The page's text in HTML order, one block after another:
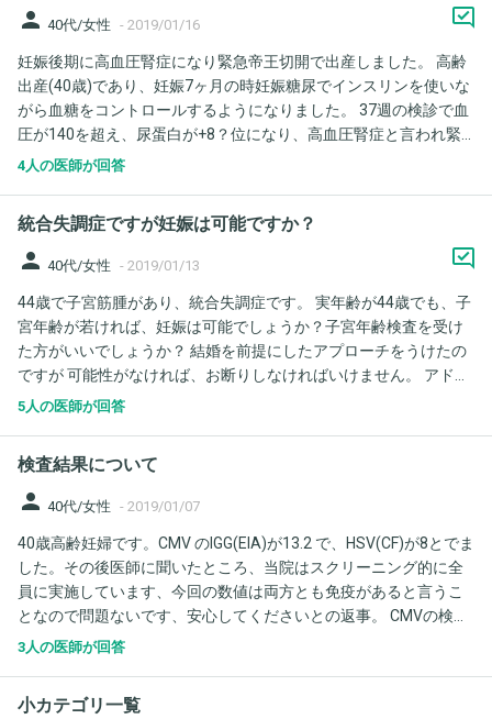
person 40代/女性 - 2019/01/16
妊娠後期に高血圧腎症になり緊急帝王切開で出産しました。 高齢
出産(40歳)であり、妊娠7ヶ月の時妊娠糖尿でインスリンを使いな
がら血糖をコントロールするようになりました。 37週の検診で血
圧が140を超え、尿蛋白が+8？位になり、高血圧腎症と言われ緊
急帝王切開になりました。 現在産後3ヶ月半経ち、血圧もほぼ正
リンは出産後から打たなくていいと言われ、以降使ってません。
高齢である事、前回の妊娠でこれだけ体に負担があった事によ
ないですし、娘を無事出産できただけで本当に奇跡だと思ってい
るので、2人目も絶対欲しいというわけではないのですが、兄弟が
いた方が良いかな？という思いもあり、妊娠・出産のリミットを
考え、1年後に妊活してもいいのか、リスクがかなり高くやめた方
がいいのか知りたく相談させていただきました。 よろしくお願い
4人の医師が回答
統合失調症ですが妊娠は可能ですか？
person 40代/女性 - 2019/01/13
44歳で子宮筋腫があり、統合失調症です。 実年齢が44歳でも、子
宮年齢が若ければ、妊娠は可能でしょうか？子宮年齢検査を受け
た方がいいでしょうか？ 結婚を前提にしたアプローチをうけたの
ですが 可能性がなければ、お断りしなければいけません。 アドバ
イスお願いします。
5人の医師が回答
検査結果について
person 40代/女性 - 2019/01/07
40歳高齢妊婦です。CMV のIGG(EIA)が13.2 で、HSV(CF)が8とでま
した。その後医師に聞いたところ、当院はスクリーニング的に全
員に実施しています、今回の数値は両方とも免疫があると言うこ
となので問題ないです、安心してくださいとの返事。 CMVの検査
はＩＧＧのみですが、13.2と陽性で、ＩＧMを検査しないとのこ
3人の医師が回答
小カテゴリ一覧